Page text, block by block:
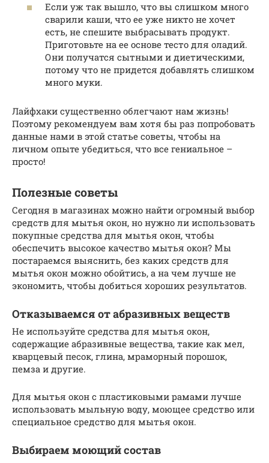
Если уж так вышло, что вы слишком много
сварили каши, что ее уже никто не хочет
есть, не спешите выбрасывать продукт.
Приготовьте на ее основе тесто для оладий.
Они получатся сытными и диетическими,
потому что не придется добавлять слишком
много муки.
Лайфхаки существенно облегчают нам жизнь!
Поэтому рекомендуем вам хотя бы раз попробовать
данные нами в этой статье советы, чтобы на
личном опыте убедиться, что все гениальное –
просто!
Полезные советы
Сегодня в магазинах можно найти огромный выбор
средств для мытья окон, но нужно ли использовать
покупные средства для мытья окон, чтобы
обеспечить высокое качество мытья окон? Мы
постараемся выяснить, без каких средств для
мытья окон можно обойтись, а на чем лучше не
экономить, чтобы добиться хороших результатов.
Отказываемся от абразивных веществ
Не используйте средства для мытья окон,
содержащие абразивные вещества, такие как мел,
кварцевый песок, глина, мраморный порошок,
пемза и другие.
Для мытья окон с пластиковыми рамами лучше
использовать мыльную воду, моющее средство или
специальное средство для мытья окон.
Выбираем моющий состав